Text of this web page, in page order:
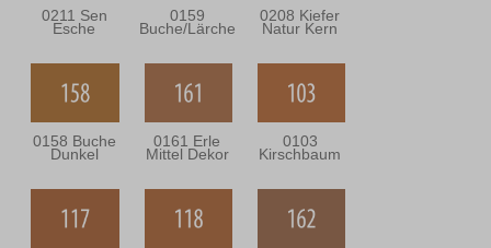
0211 Sen
Esche
0159
Buche/Lärche
0208 Kiefer
Natur Kern
0158 Buche
Dunkel
0161 Erle
Mittel Dekor
0103
Kirschbaum